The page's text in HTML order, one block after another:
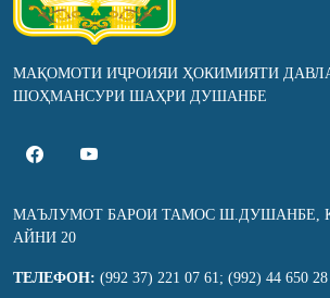
МАҚОМОТИ ИҶРОИЯИ ҲОКИМИЯТИ
ШОҲМАНСУРИ ШАҲРИ ДУШАНБЕ
МАЪЛУМОТ БАРОИ ТАМОС Ш.ДУШАНБЕ,
АЙНИ 20
ТЕЛЕФОН: (992 37) 221 07 61; (992) 44 650